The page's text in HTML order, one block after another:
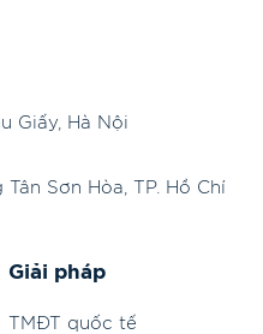
Giấy, Hà Nội
Sơn Hòa, TP. Hồ Chí
Giải pháp
TMĐT quốc tế